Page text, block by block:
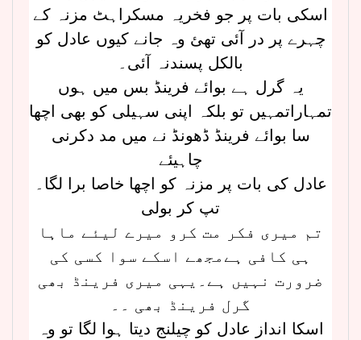
اسکی بات پر جو فخریہ مسکراہٹ مزنہ کے
چہرے پر در آئی تھئ وہ جانے کیوں عادل کو
بالکل پسندنہ آئی۔
یہ گرل ہے بوائے فرینڈ بس میں ہوں
تمہاراتمہیں تو بلکہ اپنی سہیلی کو بھی اچھا
سا بوائے فرینڈ ڈھونڈ نے میں مد دکرنی
چاہیئے
عادل کی بات پر مزنہ کو اچھا خاصا برا لگا۔
تپ کر بولی
تم میری فکر مت کرو میرے لیئے ماہا
ہی کافی ہےمجھے اسکے سوا کسی کی
ضرورت نہیں ہے۔یہی میری فرینڈ بھی
گرل فرینڈ بھی ۔۔
اسکا انداز عادل کو چیلنج دیتا ہوا لگا تو وہ